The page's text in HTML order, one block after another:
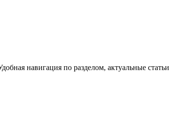
навигация по разделом, актуальные статьи